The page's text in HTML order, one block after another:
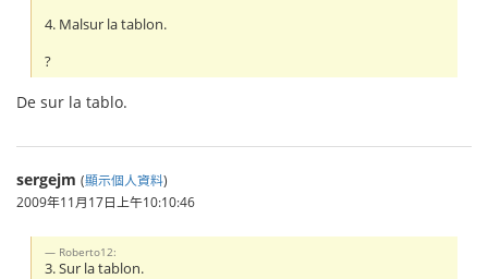
4. Malsur la tablon.
?
De sur la tablo.
sergejm (顯示個人資料)
2009年11月17日上午10:10:46
Roberto12:
3. Sur la tablon.